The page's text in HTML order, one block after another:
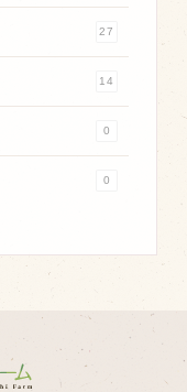
27
14
0
0